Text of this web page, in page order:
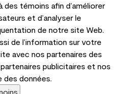
des témoins afin d’améliorer
et d’analyser le
de notre site Web.
de l’information sur votre
avec nos partenaires des
publicitaires et nos
des données.